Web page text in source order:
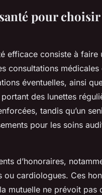
pour
efficace consiste à faire
consultations médicales
éventuelles, ainsi
des lunettes
tandis qu’un
pour les soins
d’honoraires,
ou cardiologues. Ces
mutuelle ne prévoit pas